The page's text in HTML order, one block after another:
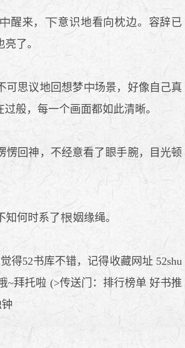
醒来，
意识地看向枕边。容辞已
了。
思议地回想梦
场景，好像自己真
般，每一个画面都如此清晰。
回神，不经意看了
手腕，目光顿
何时系了 姻缘绳。
得52书库不错，记得收藏网址 52shu
~拜托啦 (>传送门：排行榜单 好书推